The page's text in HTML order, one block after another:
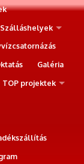
Szálláshelyek
Galéria
TOP projektek